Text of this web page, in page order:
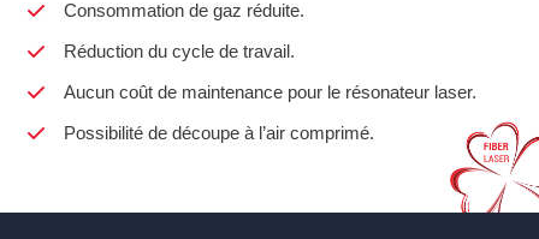
Consommation de gaz réduite.
Réduction du cycle de travail.
Aucun coût de maintenance pour le résonateur laser.
Possibilité de découpe à l’air comprimé.